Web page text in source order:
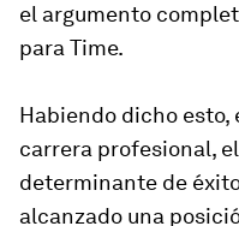
el argumento
para Time.
Habiendo dicho esto,
carrera profesional,
determinante de
alcanzado una